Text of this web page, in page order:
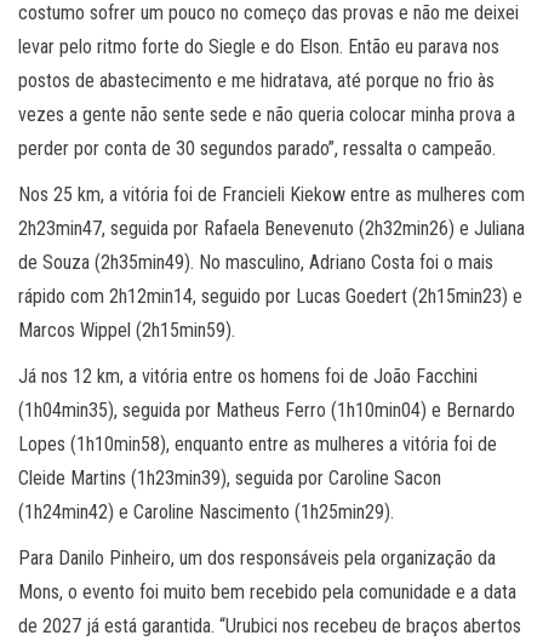
costumo sofrer um pouco no começo das provas e não me deixei
levar pelo ritmo forte do Siegle e do Elson. Então eu parava nos
postos de abastecimento e me hidratava, até porque no frio às
vezes a gente não sente sede e não queria colocar minha prova a
perder por conta de 30 segundos parado”, ressalta o campeão.
Nos 25 km, a vitória foi de Francieli Kiekow entre as mulheres com
2h23min47, seguida por Rafaela Benevenuto (2h32min26) e Juliana
de Souza (2h35min49). No masculino, Adriano Costa foi o mais
rápido com 2h12min14, seguido por Lucas Goedert (2h15min23) e
Marcos Wippel (2h15min59).
Já nos 12 km, a vitória entre os homens foi de João Facchini
(1h04min35), seguida por Matheus Ferro (1h10min04) e Bernardo
Lopes (1h10min58), enquanto entre as mulheres a vitória foi de
Cleide Martins (1h23min39), seguida por Caroline Sacon
(1h24min42) e Caroline Nascimento (1h25min29).
Para Danilo Pinheiro, um dos responsáveis pela organização da
Mons, o evento foi muito bem recebido pela comunidade e a data
de 2027 já está garantida. “Urubici nos recebeu de braços abertos